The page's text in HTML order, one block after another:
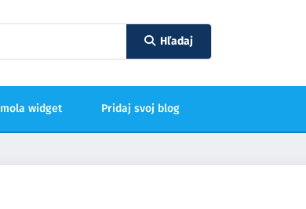
Hľadaj
widget Pridaj svoj blog